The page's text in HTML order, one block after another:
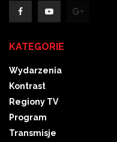
KATEGORIE
Wydarzenia
Kontrast
Regiony TV
Program
Transmisje